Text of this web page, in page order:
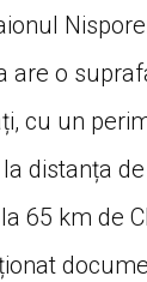
are o
cu un
distanța
65 km de